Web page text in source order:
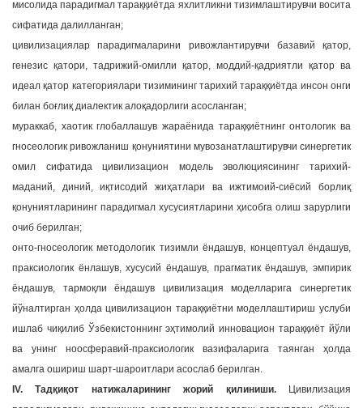
мисолида парадигмал тараққиётда яхлитликни тизимлаштирувчи восита
сифатида далилланган;
цивилизациялар парадигмаларини ривожлантирувчи базавий қатор,
генезис қатори, тадрижий-омилли қатор, моддий-қадриятли қатор ва
идеал қатор категориялари тизимининг тарихий тараққиётда инсон онги
билан боғлиқ диалектик алоқадорлиги асосланган;
мураккаб, хаотик глобаллашув жараёнида тараққиётнинг онтологик ва
гносеологик ривожланиш қонуниятини мувозанатлаштирувчи синергетик
омил сифатида цивилизацион модель эволюциясининг тарихий-
маданий, диний, иқтисодий жиҳатлари ва ижтимоий-сиёсий борлиқ
қонуниятларининг парадигмал хусусиятларини ҳисобга олиш зарурлиги
очиб берилган;
онто-гносеологик методологик тизимли ёндашув, концептуал ёндашув,
праксиологик ёнлашув, хусусий ёндашув, прагматик ёндашув, эмпирик
ёндашув, тармоқли ёндашув цивилизация моделларига синергетик
йўналтирган ҳолда цивилизацион тараққиётни моделлаштириш услуби
ишлаб чиқилиб Ўзбекистоннинг эҳтимолий инновацион тараққиёт йўли
ва унинг ноосферавий-праксиологик вазифаларига таянган ҳолда
амалга ошириш шарт-шароитлари асослаб берилган.
IV. Тадқиқот натижаларининг жорий қилиниши.Цивилизация